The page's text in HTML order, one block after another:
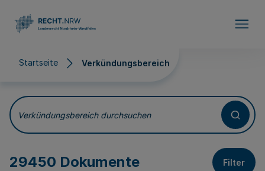
Startseite Verkündungsbereich
Verkündungsbereich
Verkündungsbereich durchsuchen
29450 Dokumente Filter